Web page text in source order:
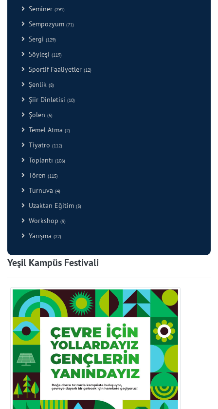
Seminer (291)
Sempozyum (71)
Sergi (129)
Söyleşi (119)
Sportif Faaliyetler (12)
Şenlik (8)
Şiir Dinletisi (10)
Şölen (5)
Temel Atma (2)
Tiyatro (112)
Toplantı (106)
Tören (115)
Turnuva (4)
Uzaktan Eğitim (3)
Workshop (9)
Yarışma (22)
Yeşil Kampüs Festivali